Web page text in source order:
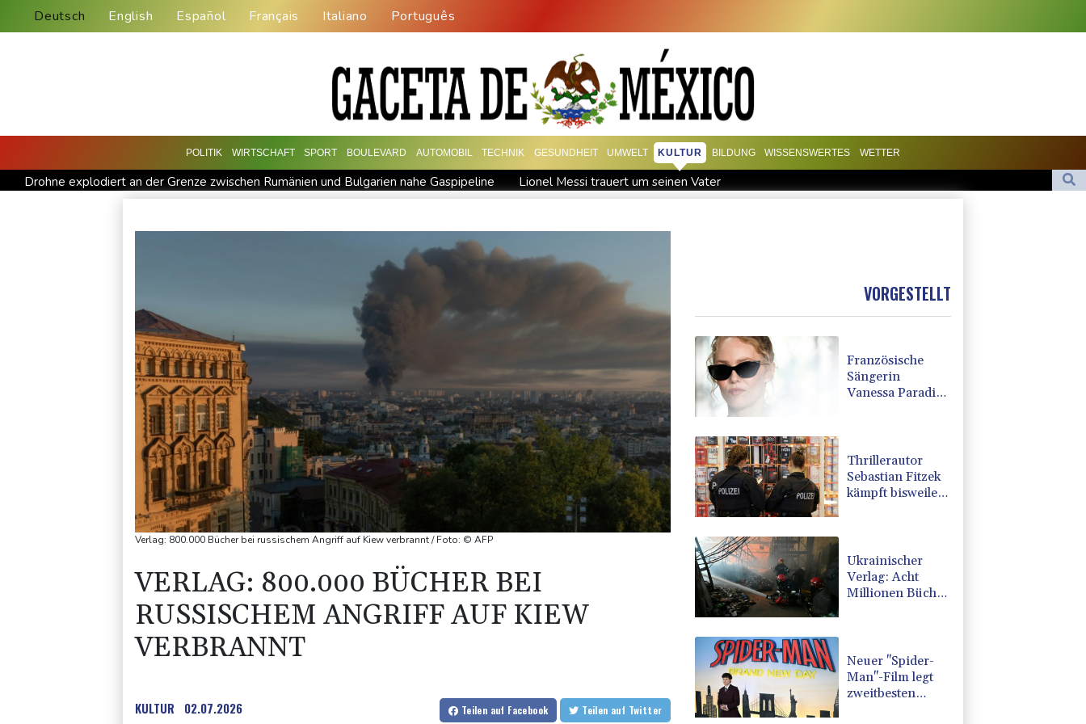
Deutsch English Español Français Italiano Português
POLITIK WIRTSCHAFT SPORT BOULEVARD AUTOMOBIL TECHNIK GESUNDHEIT UMWELT KULTUR BILDUNG WISSENSWERTES WETTER
Drohne explodiert an der Grenze zwischen Rumänien und Bulgarien nahe Gaspipeline
Lionel Messi trauert um seinen Vater
Drohnen über Bundeswehrstandort in Nordrhein-Westfalen gesichtet
Ungarns Regierungspartei nominiert Ex-Gerichtspräsidenten Baka als Staatschef
Selenskyj: Ukraine hat praktisch keine intakten Wärmekraftwerke mehr
Verlag: 800.000 Bücher bei russischem Angriff auf Kiew verbrannt / Foto: © AFP
VERLAG: 800.000 BÜCHER BEI
RUSSISCHEM ANGRIFF AUF KIEW
VERBRANNT
KULTUR 02.07.2026 Teilen auf Facebook Teilen auf Twitter
VORGESTELLT
Französische
Sängerin
Vanessa Paradis
bekannt
Thrillerautor
Sebastian Fitzek
kämpft bisweilen
Ukrainischer
Verlag: Acht
Millionen Bücher
Neuer "Spider-
Man"-Film legt
zweitbesten